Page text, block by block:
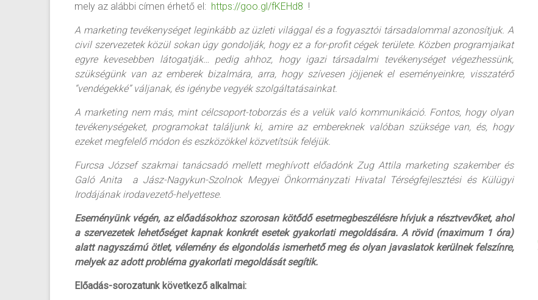
mely az alábbi címen érhető el: https://goo.gl/fKEHd8 !
A marketing tevékenységet leginkább az üzleti világgal és a fogyasztói társadalommal azonosítjuk. A
civil szervezetek közül sokan úgy gondolják, hogy ez a for-profit cégek területe. Közben programjaikat
egyre kevesebben látogatják… pedig ahhoz, hogy igazi társadalmi tevékenységet végezhessünk,
szükségünk van az emberek bizalmára, arra, hogy szívesen jöjjenek el eseményeinkre, visszatérő
“vendégekké” váljanak, és igénybe vegyék szolgáltatásainkat.
A marketing nem más, mint célcsoport-toborzás és a velük való kommunikáció. Fontos, hogy olyan
tevékenységeket, programokat találjunk ki, amire az embereknek valóban szüksége van, és, hogy
ezeket megfelelő módon és eszközökkel közvetítsük feléjük.
Furcsa József szakmai tanácsadó mellett meghívott előadónk Zug Attila marketing szakember és
Galó Anita a Jász-Nagykun-Szolnok Megyei Önkormányzati Hivatal Térségfejlesztési és Külügyi
Irodájának irodavezető-helyettese.
Eseményünk végén, az előadásokhoz szorosan kötődő esetmegbeszélésre hívjuk a résztvevőket, ahol
a szervezetek lehetőséget kapnak konkrét esetek gyakorlati megoldására. A rövid (maximum 1 óra)
alatt nagyszámú ötlet, vélemény és elgondolás ismerhető meg és olyan javaslatok kerülnek felszínre,
melyek az adott probléma gyakorlati megoldását segítik.
Előadás-sorozatunk következő alkalmai: